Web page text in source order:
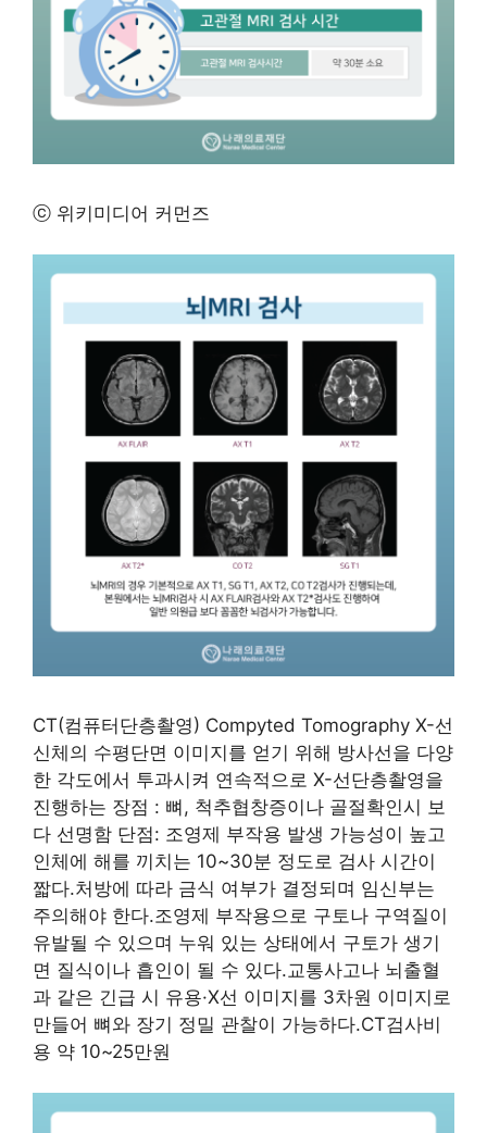
ⓒ 위키미디어 커먼즈
CT(컴퓨터단층촬영) Compyted Tomography X-선
신체의 수평단면 이미지를 얻기 위해 방사선을 다양
한 각도에서 투과시켜 연속적으로 X-선단층촬영을
진행하는 장점 : 뼈, 척추협창증이나 골절확인시 보
다 선명함 단점: 조영제 부작용 발생 가능성이 높고
인체에 해를 끼치는 10~30분 정도로 검사 시간이
짧다.처방에 따라 금식 여부가 결정되며 임신부는
주의해야 한다.조영제 부작용으로 구토나 구역질이
유발될 수 있으며 누워 있는 상태에서 구토가 생기
면 질식이나 흡인이 될 수 있다.교통사고나 뇌출혈
과 같은 긴급 시 유용·X선 이미지를 3차원 이미지로
만들어 뼈와 장기 정밀 관찰이 가능하다.CT검사비
용 약 10~25만원